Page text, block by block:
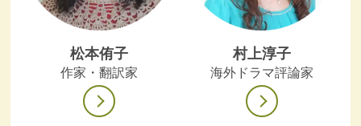
松本侑子
作家・翻訳家
村上淳子
海外ドラマ評論家